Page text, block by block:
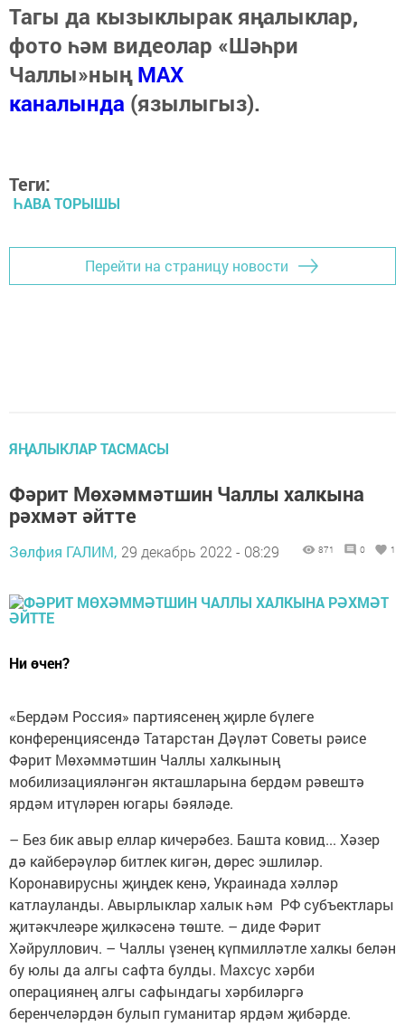
Тагы да кызыклырак яңалыклар,
фото һәм видеолар «Шәһри
Чаллы»ныңMAX
каналында (язылыгыз).
Теги:
ҺАВА ТОРЫШЫ
Перейти на страницу новости
ЯҢАЛЫКЛАР ТАСМАСЫ
Фәрит Мөхәммәтшин Чаллы халкына
рәхмәт әйтте
Зөлфия ГАЛИМ, 29 декабрь 2022 - 08:29 871 0 1
Ни өчен?
«Бердәм Россия» партиясенең җирле бүлеге
конференциясендә Татарстан Дәүләт Советы рәисе
Фәрит Мөхәммәтшин Чаллы халкының
мобилизацияләнгән якташларына бердәм рәвештә
ярдәм итүләрен югары бәяләде.
– Без бик авыр еллар кичерәбез. Башта ковид... Хәзер
дә кайберәүләр битлек кигән, дөрес эшлиләр.
Коронавирусны җиңдек кенә, Украинада хәлләр
катлауланды. Авырлыклар халык һәм РФ субъектлары
җитәкчлеәре җилкәсенә төште. – диде Фәрит
Хәйруллович. – Чаллы үзенең күпмилләтле халкы белән
бу юлы да алгы сафта булды. Махсус хәрби
операциянең алгы сафындагы хәрбиләргә
беренчеләрдән булып гуманитар ярдәм җибәрде.